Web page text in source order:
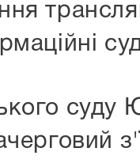
суду